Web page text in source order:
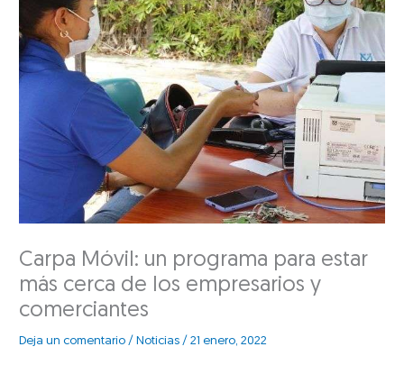
Carpa Móvil: un programa para estar
más cerca de los empresarios y
comerciantes
Deja un comentario / Noticias /21 enero, 2022